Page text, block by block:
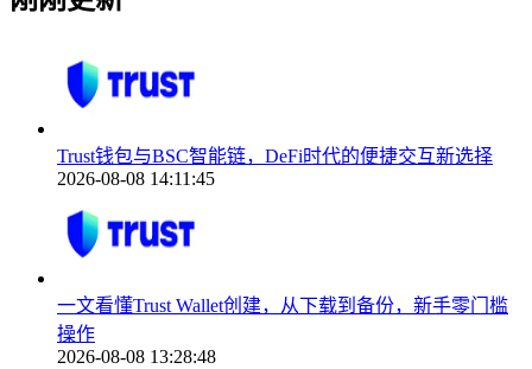
Trust钱包与BSC智能链，DeFi时代的便捷交互新选择
2026-08-08 14:11:45
一文看懂Trust Wallet创建，从下载到备份，新手零门槛
操作
2026-08-08 13:28:48